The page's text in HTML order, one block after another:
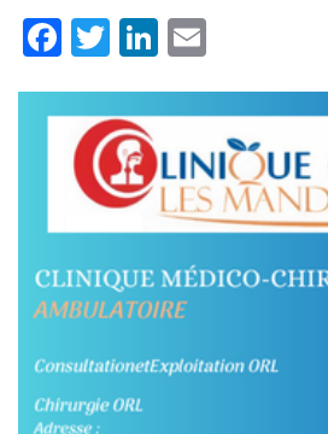
Facebook
TwitterLinkedIn